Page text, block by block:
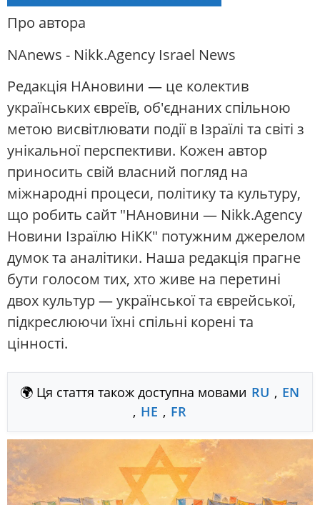
Про автора
NAnews - Nikk.Agency Israel News
Редакція НАновини — це колектив
українських євреїв, об'єднаних спільною
метою висвітлювати події в Ізраїлі та світі з
унікальної перспективи. Кожен автор
приносить свій власний погляд на
міжнародні процеси, політику та культуру,
що робить сайт "НАновини — Nikk.Agency
Новини Ізраїлю НіКК" потужним джерелом
думок та аналітики. Наша редакція прагне
бути голосом тих, хто живе на перетині
двох культур — української та єврейської,
підкреслюючи їхні спільні корені та
цінності.
🌍 Ця стаття також доступна мовами RU , EN
, HE , FR